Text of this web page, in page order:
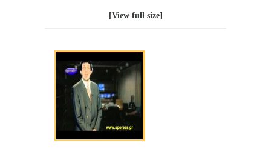
[View full size]